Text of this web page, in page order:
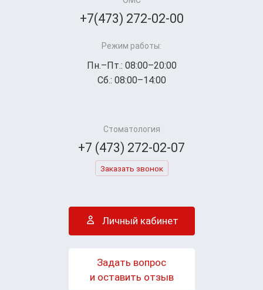
+7(473) 272-02-00
Режим работы:
Пн.–Пт.: 08:00–20:00
Сб.: 08:00–14:00
Стоматология
+7 (473) 272-02-07
Заказать звонок
Личный кабинет
Задать вопрос
и оставить отзыв